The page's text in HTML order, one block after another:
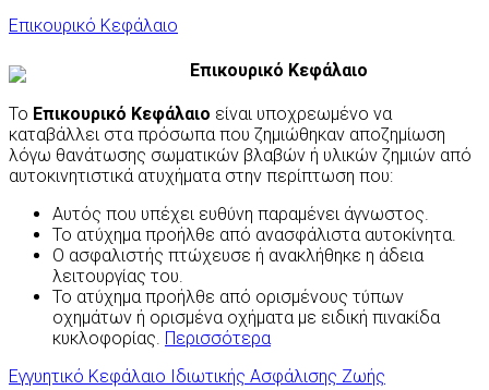
Επικουρικό Κεφάλαιο
Επικουρικό Κεφάλαιο
Το Επικουρικό Κεφάλαιο είναι υποχρεωμένο να
καταβάλλει στα πρόσωπα που ζημιώθηκαν αποζημίωση
λόγω θανάτωσης σωματικών βλαβών ή υλικών ζημιών από
αυτοκινητιστικά ατυχήματα στην περίπτωση που:
Αυτός που υπέχει ευθύνη παραμένει άγνωστος.
Το ατύχημα προήλθε από ανασφάλιστα αυτοκίνητα.
Ο ασφαλιστής πτώχευσε ή ανακλήθηκε η άδεια
λειτουργίας του.
Το ατύχημα προήλθε από ορισμένους τύπων
οχημάτων ή ορισμένα οχήματα με ειδική πινακίδα
κυκλοφορίας. Περισσότερα
Εγγυητικό Κεφάλαιο Ιδιωτικής Ασφάλισης Ζωής